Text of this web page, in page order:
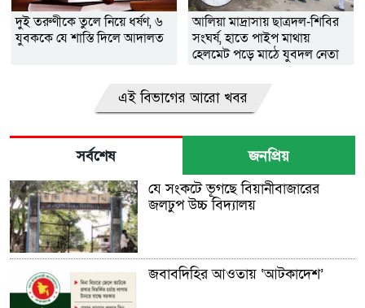
দুই তরুণীকে তুলে নিয়ে ধর্ষণ, ৬
যুবককে যে শাস্তি দিলে আদালত
আলিয়া মাদ্রাসায় ছাত্রদল-শিবির
সংঘর্ষ, হাতে পাইপ মাথায়
হেলমেট পড়ে মাঠে যুবদল নেতা
এই বিভাগের আরো খবর
সর্বশেষ জনপ্রিয়
যে সংকটে ভূগছে বিয়ানীবাজারের
জলঢুপ উচ্চ বিদ্যালয়
জবাবদিহির আওতায় ‘আটকাদেশ’